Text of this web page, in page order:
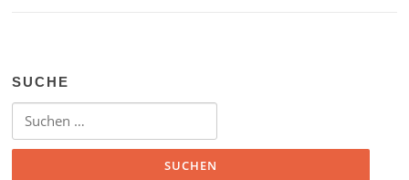
SUCHE
Suchen
nach: